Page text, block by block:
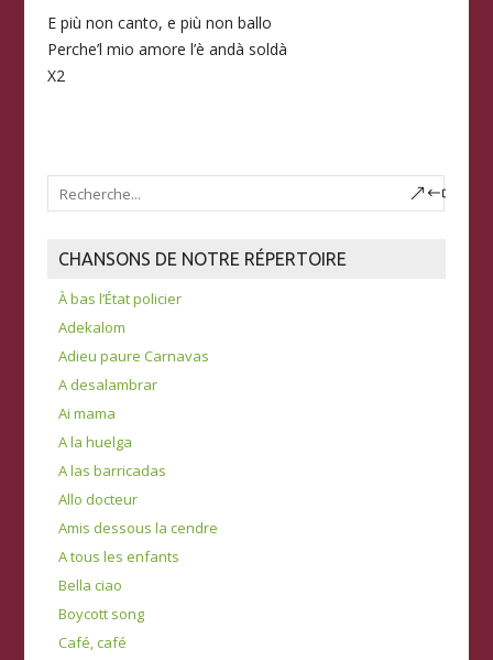
E più non canto, e più non ballo
Perche’l mio amore l’è andà soldà
X2
CHANSONS DE NOTRE RÉPERTOIRE
À bas l’État policier
Adekalom
Adieu paure Carnavas
A desalambrar
Ai mama
A la huelga
A las barricadas
Allo docteur
Amis dessous la cendre
A tous les enfants
Bella ciao
Boycott song
Café, café